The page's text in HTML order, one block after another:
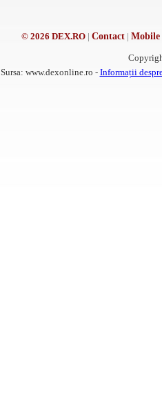
© 2026 DEX.RO| Contact| Mobile
Sursa: www.dexonline.ro - Informații